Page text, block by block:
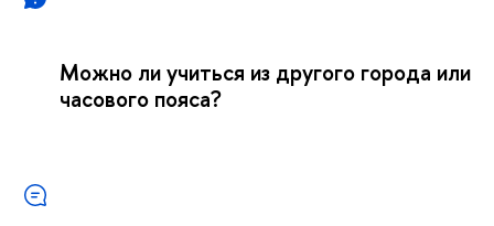
Можно ли учиться из другого города или
часового пояса?